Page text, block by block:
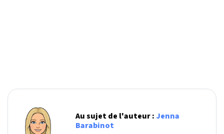
Au sujet de l'auteur : Jenna
Barabinot